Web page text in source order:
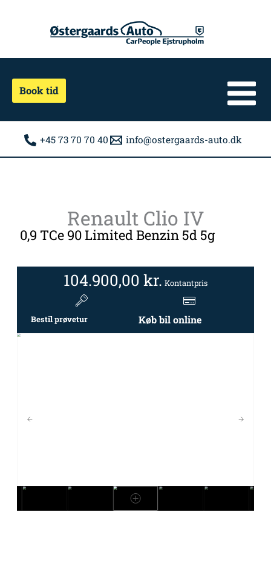
Book tid
+45 73 70 70 40 info@ostergaards-auto.dk
Renault Clio IV
0,9 TCe 90 Limited Benzin 5d 5g
104.900,00 kr. Kontantpris
Bestil prøvetur Køb bil online